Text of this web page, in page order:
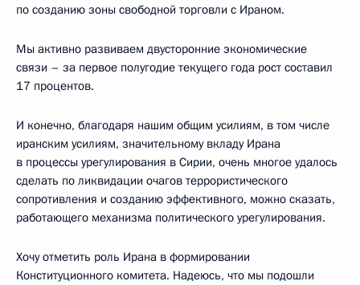
по созданию зоны свободной торговли с Ираном.
Мы активно развиваем двусторонние экономические
связи – за первое полугодие текущего года рост составил
17 процентов.
И конечно, благодаря нашим общим усилиям, в том числе
иранским усилиям, значительному вкладу Ирана
в процессы урегулирования в Сирии, очень многое удалось
сделать по ликвидации очагов террористического
сопротивления и созданию эффективного, можно сказать,
работающего механизма политического урегулирования.
Хочу отметить роль Ирана в формировании
Конституционного комитета. Надеюсь, что мы подошли